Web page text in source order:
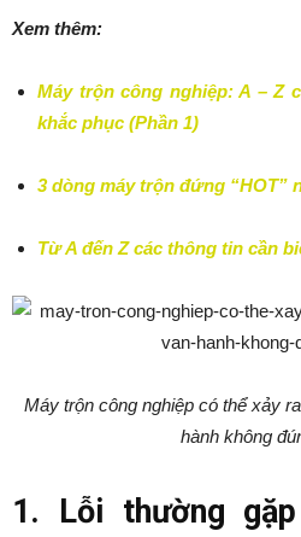
Xem thêm:
Máy trộn công nghiệp: A – Z
khắc phục (Phần 1)
3 dòng máy trộn đứng “HOT”
Từ A đến Z các thông tin cần
Máy trộn công nghiệp có thể xảy
hành không
1. Lỗi thường